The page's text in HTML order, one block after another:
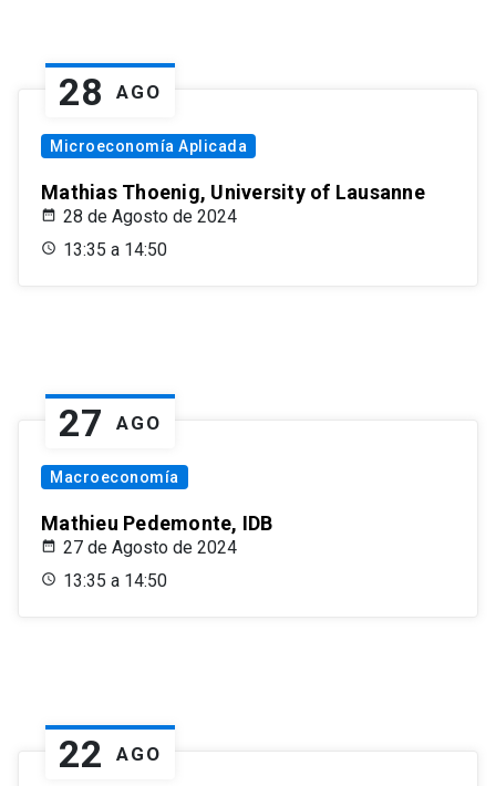
28 AGO
Microeconomía Aplicada
Mathias Thoenig, University of Lausanne
28 de Agosto de 2024
13:35 a 14:50
27 AGO
Macroeconomía
Mathieu Pedemonte, IDB
27 de Agosto de 2024
13:35 a 14:50
22 AGO